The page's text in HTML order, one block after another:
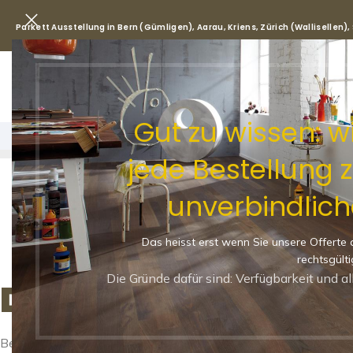
Gut zu wissen:
jede Bestellung
Das heisst erst wenn Sie unsere
Die Gründe dafür sind: Verfügbarkeit und
Parkett Ausstellung in Bern (Gümligen), Aarau, Kriens, Zürich
Dein Warenkorb
Before proceed to checkout you must add some products to